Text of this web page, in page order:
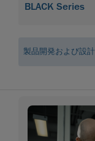
BLACK Series
製品開発および設計